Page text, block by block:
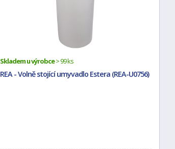
Skladem u výrobce> 99 ks
REA - Volně stojící umyvadlo Estera (REA-U0756)